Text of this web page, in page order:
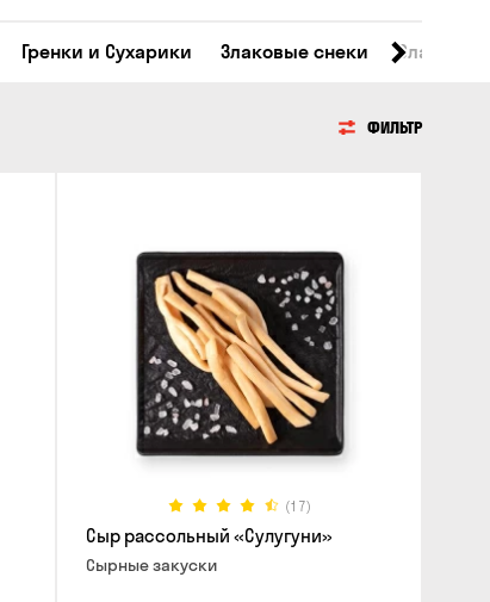
Гренки и Сухарики Злаковые снеки Сладости
ФИЛЬТР
(17)
Сыр рассольный «Сулугуни»
Cырные закуски